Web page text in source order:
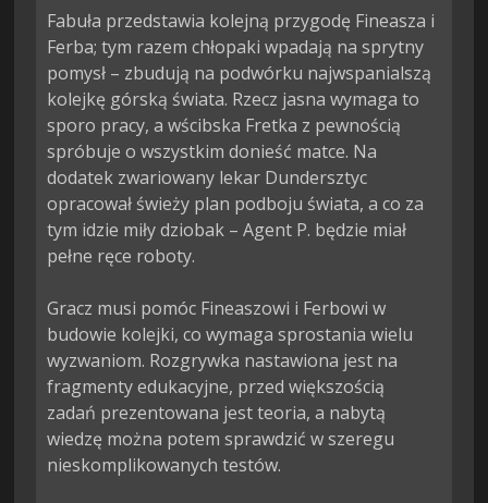
Fabuła przedstawia kolejną przygodę Fineasza i
Ferba; tym razem chłopaki wpadają na sprytny
pomysł – zbudują na podwórku najwspanialszą
kolejkę górską świata. Rzecz jasna wymaga to
sporo pracy, a wścibska Fretka z pewnością
spróbuje o wszystkim donieść matce. Na
dodatek zwariowany lekar Dundersztyc
opracował świeży plan podboju świata, a co za
tym idzie miły dziobak – Agent P. będzie miał
pełne ręce roboty.
Gracz musi pomóc Fineaszowi i Ferbowi w
budowie kolejki, co wymaga sprostania wielu
wyzwaniom. Rozgrywka nastawiona jest na
fragmenty edukacyjne, przed większością
zadań prezentowana jest teoria, a nabytą
wiedzę można potem sprawdzić w szeregu
nieskomplikowanych testów.